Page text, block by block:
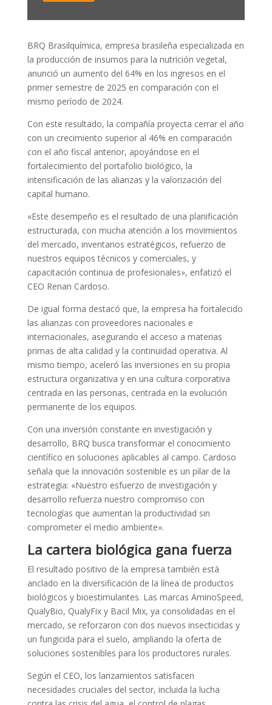
BRQ Brasilquímica, empresa brasileña especializada en
la producción de insumos para la nutrición vegetal,
anunció un aumento del 64% en los ingresos en el
primer semestre de 2025 en comparación con el
mismo período de 2024.
Con este resultado, la compañía proyecta cerrar el año
con un crecimiento superior al 46% en comparación
con el año fiscal anterior, apoyándose en el
fortalecimiento del portafolio biológico, la
intensificación de las alianzas y la valorización del
capital humano.
«Este desempeño es el resultado de una planificación
estructurada, con mucha atención a los movimientos
del mercado, inventarios estratégicos, refuerzo de
nuestros equipos técnicos y comerciales, y
capacitación continua de profesionales», enfatizó el
CEO Renan Cardoso.
De igual forma destacó que, la empresa ha fortalecido
las alianzas con proveedores nacionales e
internacionales, asegurando el acceso a materias
primas de alta calidad y la continuidad operativa. Al
mismo tiempo, aceleró las inversiones en su propia
estructura organizativa y en una cultura corporativa
centrada en las personas, centrada en la evolución
permanente de los equipos.
Con una inversión constante en investigación y
desarrollo, BRQ busca transformar el conocimiento
científico en soluciones aplicables al campo. Cardoso
señala que la innovación sostenible es un pilar de la
estrategia: «Nuestro esfuerzo de investigación y
desarrollo refuerza nuestro compromiso con
tecnologías que aumentan la productividad sin
comprometer el medio ambiente».
La cartera biológica gana fuerza
El resultado positivo de la empresa también está
anclado en la diversificación de la línea de productos
biológicos y bioestimulantes. Las marcas AminoSpeed,
QualyBio, QualyFix y Bacil Mix, ya consolidadas en el
mercado, se reforzaron con dos nuevos insecticidas y
un fungicida para el suelo, ampliando la oferta de
soluciones sostenibles para los productores rurales.
Según el CEO, los lanzamientos satisfacen
necesidades cruciales del sector, incluida la lucha